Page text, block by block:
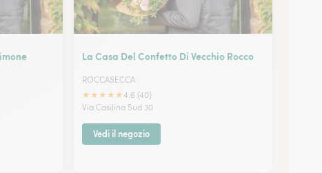
La Casa Del Confetto Di Vecchio Rocco
ROCCASECCA
★★★★★4.6 (40)
Via Casilina Sud 30
Vedi il negozio